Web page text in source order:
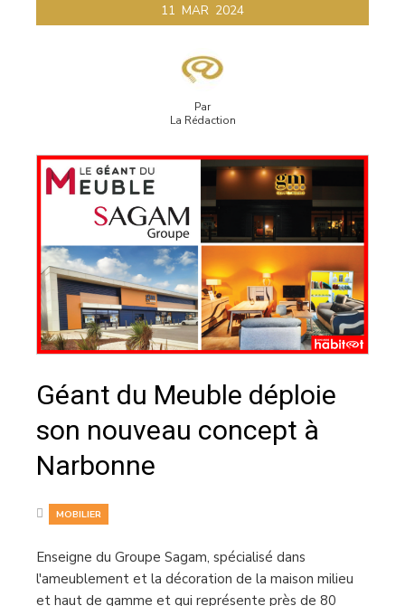
11 MAR 2024
Par
La Rédaction
Géant du Meuble déploie
son nouveau concept à
Narbonne
MOBILIER
Enseigne du Groupe Sagam, spécialisé dans
l'ameublement et la décoration de la maison milieu
et haut de gamme et qui représente près de 80